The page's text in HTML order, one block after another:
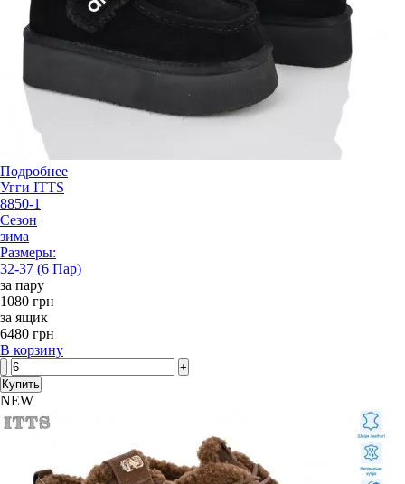
Подробнее
Угги ITTS
8850-1
Сезон
зима
Размеры:
32-37 (6 Пар)
за пару
1080 грн
за ящик
6480 грн
В корзину
-
+
Купить
NEW